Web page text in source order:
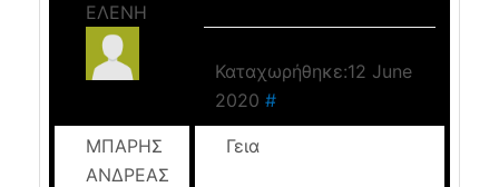
ΕΛΕΝΗ
Καταχωρήθηκε:12 June
2020 #
ΜΠΑΡΗΣ
ΑΝΔΡΕΑΣ
Γεια